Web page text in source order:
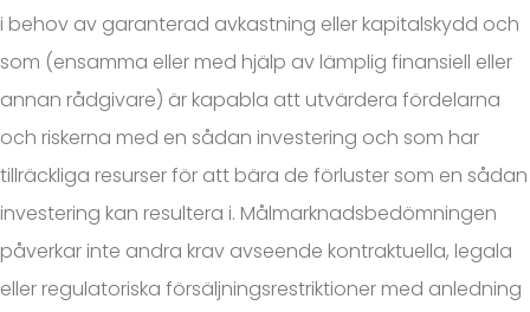
i behov av garanterad avkastning eller kapitalskydd och
som (ensamma eller med hjälp av lämplig finansiell eller
annan rådgivare) är kapabla att utvärdera fördelarna
och riskerna med en sådan investering och som har
tillräckliga resurser för att bära de förluster som en sådan
investering kan resultera i. Målmarknadsbedömningen
påverkar inte andra krav avseende kontraktuella, legala
eller regulatoriska försäljningsrestriktioner med anledning